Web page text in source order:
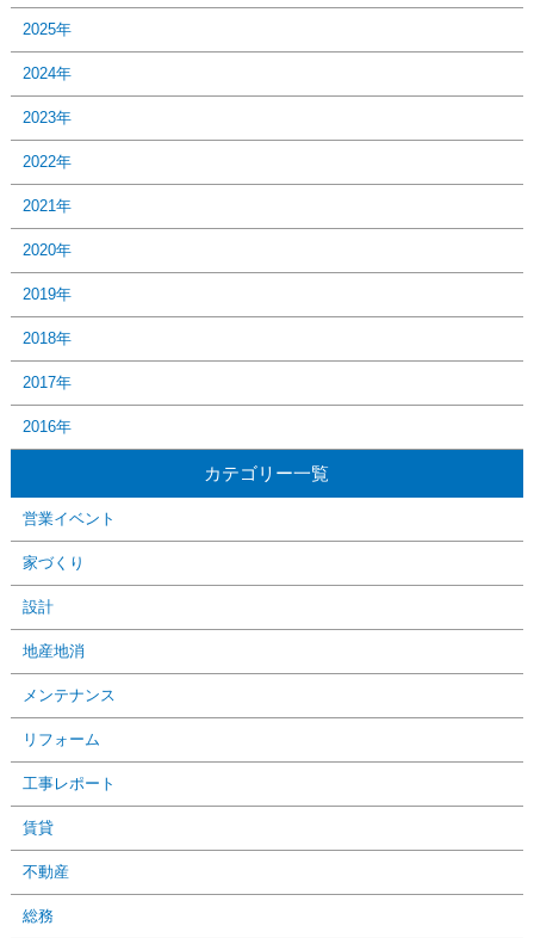
2025年
2024年
2023年
2022年
2021年
2020年
2019年
2018年
2017年
2016年
カテゴリー一覧
営業イベント
家づくり
設計
地産地消
メンテナンス
リフォーム
工事レポート
賃貸
不動産
総務